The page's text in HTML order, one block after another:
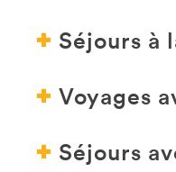
Séjours à
Voyages
Séjours